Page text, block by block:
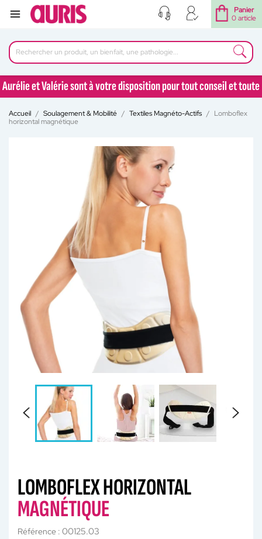
Panier
0 article
Aurélie et Valérie sont à votre disposition pour tout conseil et toute
question au 04 77 92 30 90
Aurélie et Valérie sont à votre disposition pour tout conseil et toute
Accueil Soulagement & Mobilité Textiles Magnéto-Actifs
Lomboflex
horizontal magnétique
LOMBOFLEX HORIZONTAL
MAGNÉTIQUE
Référence : 00125.03